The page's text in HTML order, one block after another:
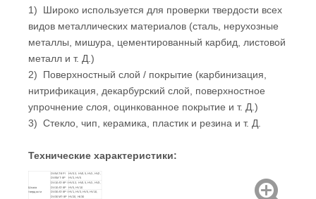
1) Широко используется для проверки твердости всех
видов металлических материалов (сталь, нерухозные
металлы, мишура, цементированный карбид, листовой
металл и т. Д.)
2) Поверхностный слой / покрытие (карбинизация,
нитрификация, декарбурский слой, поверхностное
упрочнение слоя, оцинкованное покрытие и т. Д.)
3) Стекло, чип, керамика, пластик и резина и т. Д.
Технические характеристики:
Шкала
твердости
DV-5AT-8P /
DV-5MT-8P
HV0.3, HV0,5, HV1, HV2,
HV3, HV5
DV-10AT-8P /
DV-10AT-8P
HV0.3, HV0,5, HV1, HV3,
HV5, HV10
DV-30AT-8P /
DV-30MT-8P
HV1, HV3, HV5, HV10,
HV20, HV30